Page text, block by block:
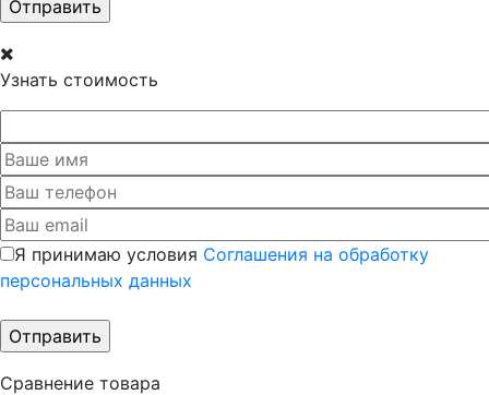
Узнать стоимость
Я принимаю условия Соглашения на обработку
персональных данных
Сравнение товара